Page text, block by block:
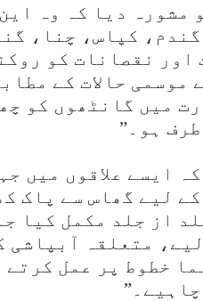
مشورہ دیا کہ وہ
کپاس، چنا،
اور نقصانات کو
موسمی حالات کے
میں گانٹھوں کو
ہو۔”
ایسے علاقوں میں
لیے گھاس سے پاک
از جلد مکمل کیا
متعلقہ آبپاشی
خطوط پر عمل